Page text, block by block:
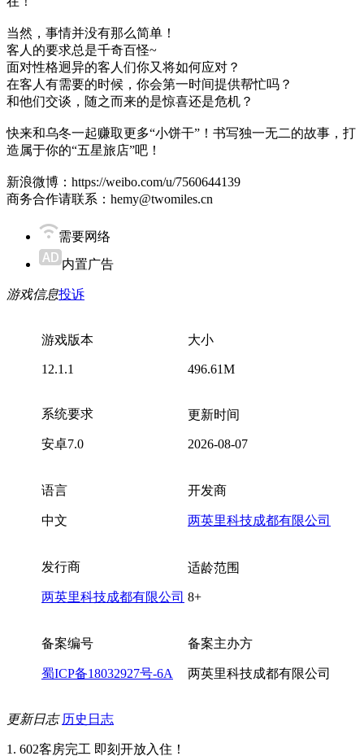
当然，事情并没有那么简单！
客人的要求总是千奇百怪~
面对性格迥异的客人们你又将如何应对？
在客人有需要的时候，你会第一时间提供帮忙吗？
和他们交谈，随之而来的是惊喜还是危机？
快来和乌冬一起赚取更多“小饼干”！书写独一无二的故事，打
造属于你的“五星旅店”吧！
新浪微博：https://weibo.com/u/7560644139
商务合作请联系：hemy@twomiles.cn
需要网络
内置广告
游戏信息投诉
游戏版本
12.1.1
大小
496.61M
系统要求
安卓7.0
更新时间
2026-08-07
语言
中文
开发商
两英里科技成都有限公司
发行商
两英里科技成都有限公司
适龄范围
8+
备案编号
蜀ICP备18032927号-6A
备案主办方
两英里科技成都有限公司
更新日志 历史日志
1. 602客房完工 即刻开放入住！